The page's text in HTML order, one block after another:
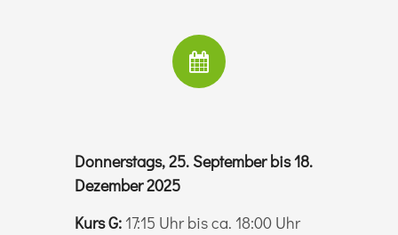
Donnerstags, 25. September bis 18.
Dezember 2025
Kurs G: 17:15 Uhr bis ca. 18:00 Uhr